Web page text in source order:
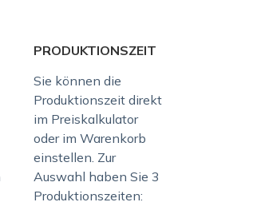
PRODUKTIONSZEIT
Sie können die
Produktionszeit direkt
im Preiskalkulator
oder im Warenkorb
einstellen. Zur
Auswahl haben Sie 3
Produktionszeiten: